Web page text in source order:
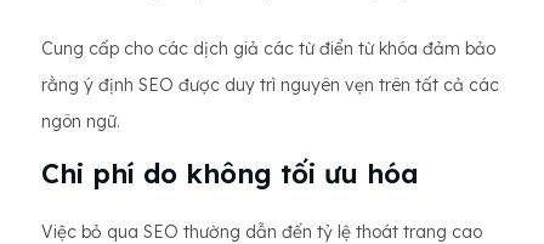
Cung cấp cho các dịch giả các từ điển từ khóa đảm bảo
rằng ý định SEO được duy trì nguyên vẹn trên tất cả các
ngôn ngữ.
Chi phí do không tối ưu hóa
Việc bỏ qua SEO thường dẫn đến tỷ lệ thoát trang cao